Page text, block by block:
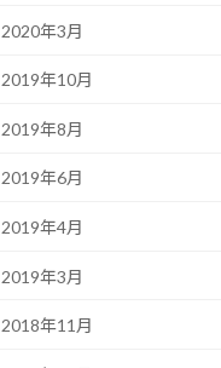
2020年3月
2019年10月
2019年8月
2019年6月
2019年4月
2019年3月
2018年11月